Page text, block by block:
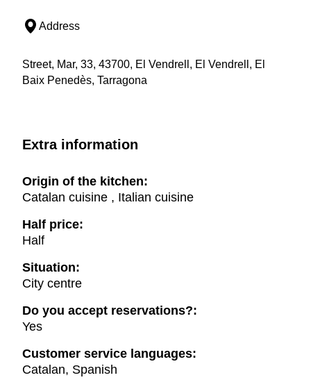
Address
Street, Mar, 33, 43700, El Vendrell, El Vendrell, El
Baix Penedès, Tarragona
Extra information
Origin of the kitchen:
Catalan cuisine , Italian cuisine
Half price:
Half
Situation:
City centre
Do you accept reservations?:
Yes
Customer service languages:
Catalan, Spanish